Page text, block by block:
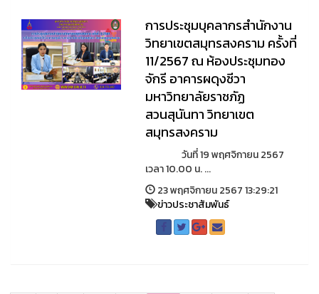
การประชุมบุคลากรสำนักงาน
วิทยาเขตสมุทรสงคราม ครั้งที่
11/2567 ณ ห้องประชุมทอง
จักรี อาคารผดุงชีวา
มหาวิทยาลัยราชภัฏ
สวนสุนันทา วิทยาเขต
สมุทรสงคราม
วันที่ 19 พฤศจิกายน 2567
เวลา 10.00 น. ...
23 พฤศจิกายน 2567 13:29:21
ข่าวประชาสัมพันธ์